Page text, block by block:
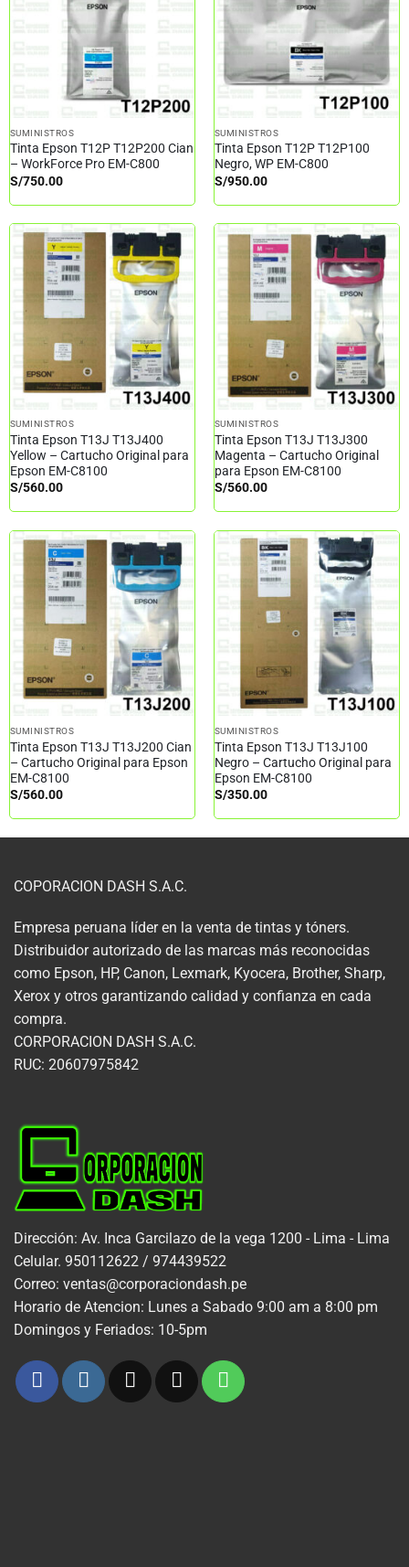
SUMINISTROS
Tinta Epson T12P T12P200 Cian
– WorkForce Pro EM-C800
S/750.00
SUMINISTROS
Tinta Epson T12P T12P100
Negro, WP EM-C800
S/950.00
SUMINISTROS
Tinta Epson T13J T13J400
Yellow – Cartucho Original para
Epson EM-C8100
S/560.00
SUMINISTROS
Tinta Epson T13J T13J300
Magenta – Cartucho Original
para Epson EM-C8100
S/560.00
SUMINISTROS
Tinta Epson T13J T13J200 Cian
– Cartucho Original para Epson
EM-C8100
S/560.00
SUMINISTROS
Tinta Epson T13J T13J100
Negro – Cartucho Original para
Epson EM-C8100
S/350.00
COPORACION DASH S.A.C.
Empresa peruana líder en la venta de tintas y tóners.
Distribuidor autorizado de las marcas más reconocidas
como Epson, HP, Canon, Lexmark, Kyocera, Brother, Sharp,
Xerox y otros garantizando calidad y confianza en cada
compra.
CORPORACION DASH S.A.C.
RUC: 20607975842
Dirección: Av. Inca Garcilazo de la vega 1200 - Lima - Lima
Celular. 950112622 / 974439522
Correo: ventas@corporaciondash.pe
Horario de Atencion: Lunes a Sabado 9:00 am a 8:00 pm
Domingos y Feriados: 10-5pm